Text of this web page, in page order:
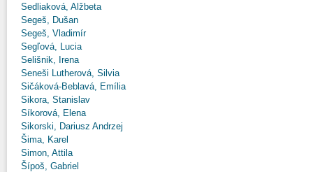
Sedliaková, Alžbeta
Segeš, Dušan
Segeš, Vladimír
Segľová, Lucia
Selišnik, Irena
Seneši Lutherová, Silvia
Sičáková-Beblavá, Emília
Sikora, Stanislav
Síkorová, Elena
Sikorski, Dariusz Andrzej
Šima, Karel
Simon, Attila
Šípoš, Gabriel